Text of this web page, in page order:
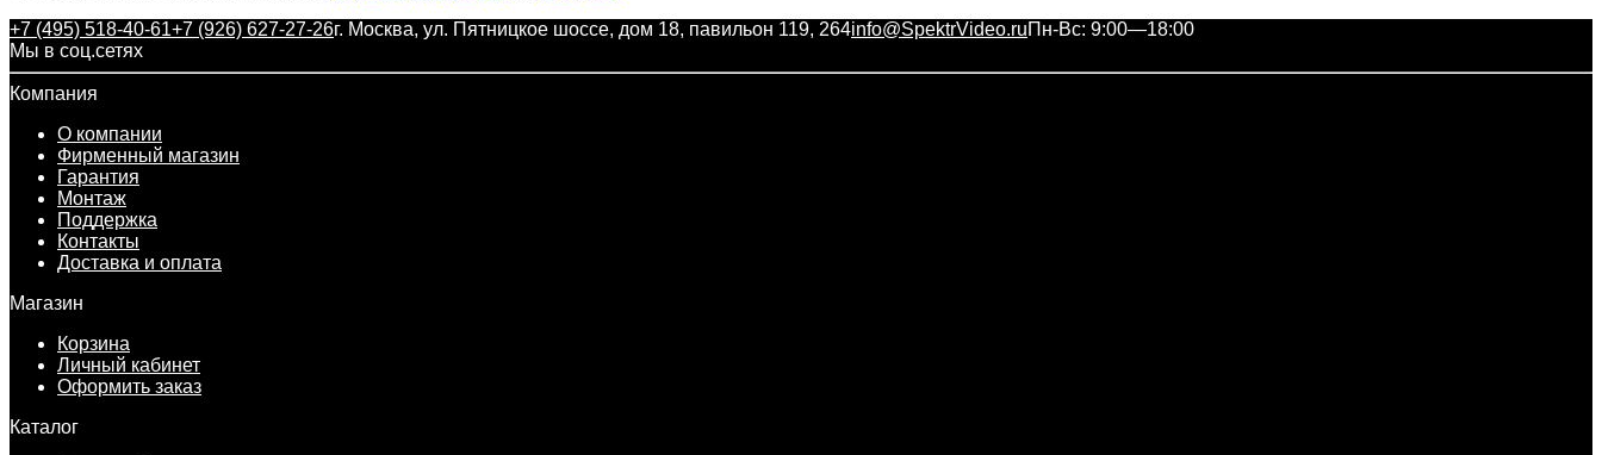
+7 (495) 518-40-61+7 (926) 627-27-26г. Москва, ул. Пятницкое шоссе, дом 18, павильон 119, 264info@SpektrVideo.ruПн-Вс: 9:00—18:00
Мы в соц.сетях
Компания
О компании
Фирменный магазин
Гарантия
Монтаж
Поддержка
Контакты
Доставка и оплата
Магазин
Корзина
Личный кабинет
Оформить заказ
Каталог